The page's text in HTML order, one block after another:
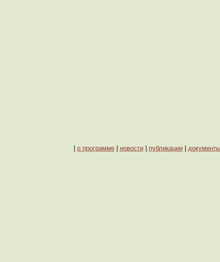
о программе| новости| публикации| документы